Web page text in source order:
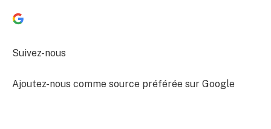
Suivez-nous
Ajoutez-nous comme source préférée sur Google